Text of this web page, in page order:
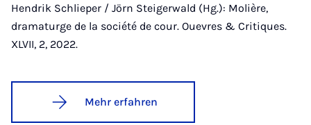
Hendrik Schlieper / Jörn Steigerwald (Hg.): Molière,
dramaturge de la société de cour. Ouevres & Critiques.
XLVII, 2, 2022.
Mehr erfahren